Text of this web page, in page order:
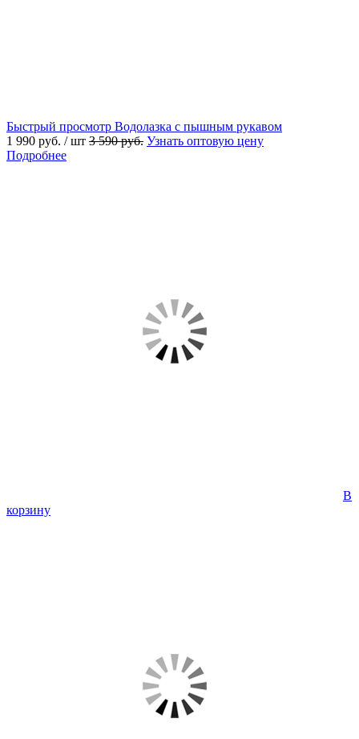
Быстрый просмотр Водолазка с пышным рукавом
1 990 руб. / шт 3 590 руб. Узнать оптовую цену
Подробнее
В
корзину